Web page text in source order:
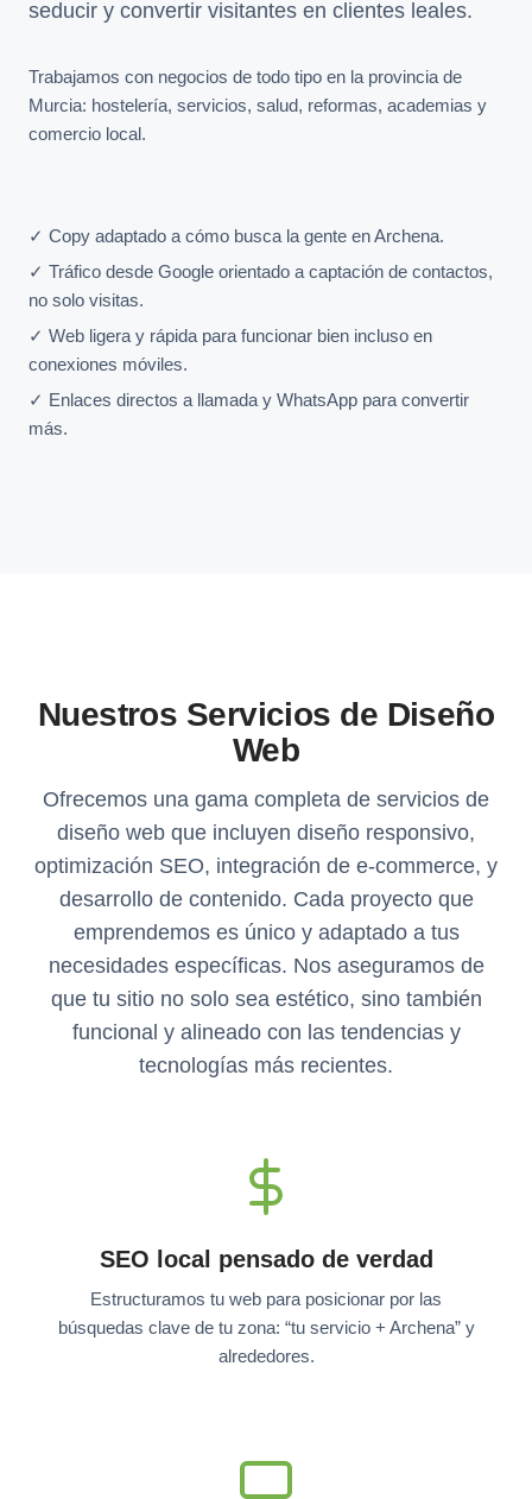
seducir y convertir visitantes en clientes leales.
Trabajamos con negocios de todo tipo en la provincia de
Murcia: hostelería, servicios, salud, reformas, academias y
comercio local.
✓ Copy adaptado a cómo busca la gente en Archena.
✓ Tráfico desde Google orientado a captación de contactos,
no solo visitas.
✓ Web ligera y rápida para funcionar bien incluso en
conexiones móviles.
✓ Enlaces directos a llamada y WhatsApp para convertir
más.
Nuestros Servicios de Diseño
Web
Ofrecemos una gama completa de servicios de
diseño web que incluyen diseño responsivo,
optimización SEO, integración de e-commerce, y
desarrollo de contenido. Cada proyecto que
emprendemos es único y adaptado a tus
necesidades específicas. Nos aseguramos de
que tu sitio no solo sea estético, sino también
funcional y alineado con las tendencias y
tecnologías más recientes.
SEO local pensado de verdad
Estructuramos tu web para posicionar por las
búsquedas clave de tu zona: “tu servicio + Archena” y
alrededores.